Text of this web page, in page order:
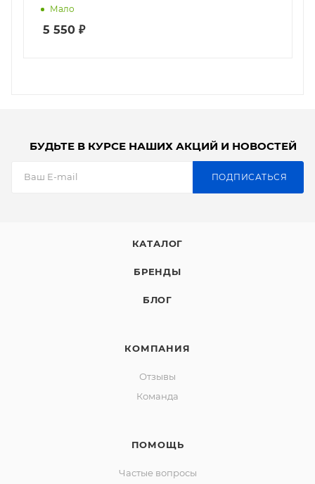
Мало
5 550 ₽
БУДЬТЕ В КУРСЕ НАШИХ АКЦИЙ И НОВОСТЕЙ
ПОДПИСАТЬСЯ
КАТАЛОГ
БРЕНДЫ
БЛОГ
КОМПАНИЯ
Отзывы
Команда
ПОМОЩЬ
Частые вопросы